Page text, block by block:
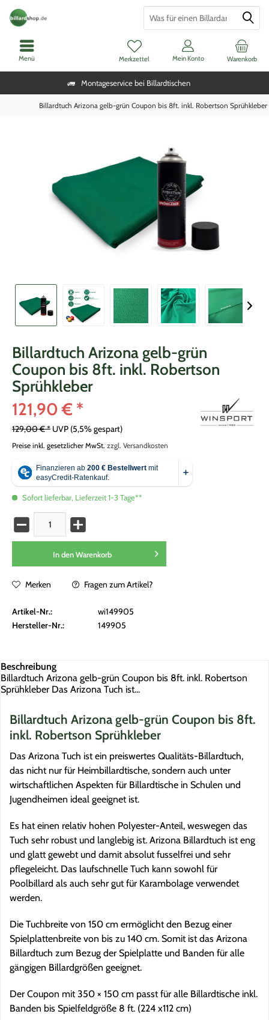
Montageservice bei Billardtischen
Warenkorb
Merkzettel Mein Konto
Menü
Billardtuch Arizona gelb-grün Coupon bis 8ft. inkl. Robertson Sprühkleber
Billardtuch Arizona gelb-grün
Coupon bis 8ft. inkl. Robertson
Sprühkleber
121,90 € *
129,00 € * UVP (5,5% gespart)
Preise inkl. gesetzlicher MwSt. zzgl. Versandkosten
Sofort lieferbar, Lieferzeit 1-3 Tage**
In den Warenkorb
Merken Fragen zum Artikel?
Artikel-Nr.:
wi149905
Hersteller-Nr.:
149905
Beschreibung
Billardtuch Arizona gelb-grün Coupon bis 8ft. inkl. Robertson
Sprühkleber Das Arizona Tuch ist...
Billardtuch Arizona gelb-grün Coupon bis 8ft.
inkl. Robertson Sprühkleber
Das Arizona Tuch ist ein preiswertes Qualitäts-Billardtuch,
das nicht nur für Heimbillardtische, sondern auch unter
wirtschaftlichen Aspekten für Billardtische in Schulen und
Jugendheimen ideal geeignet ist.
Es hat einen relativ hohen Polyester-Anteil, weswegen das
Tuch sehr robust und langlebig ist. Arizona Billardtuch ist eng
und glatt gewebt und damit absolut fusselfrei und sehr
pflegeleicht. Das laufschnelle Tuch kann sowohl für
Poolbillard als auch sehr gut für Karambolage verwendet
werden.
Die Tuchbreite von 150 cm ermöglicht den Bezug einer
Spielplattenbreite von bis zu 140 cm. Somit ist das Arizona
Billardtuch zum Bezug der Spielplatte und Banden für alle
gängigen Billardgrößen geeignet.
Der Coupon mit 350 × 150 cm passt für alle Billardtische inkl.
Banden bis Spielfeldgröße 8 ft. (224 x112 cm)